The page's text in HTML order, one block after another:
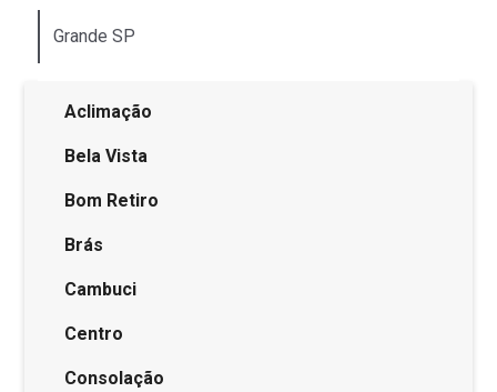
Grande SP
Aclimação
Bela Vista
Bom Retiro
Brás
Cambuci
Centro
Consolação